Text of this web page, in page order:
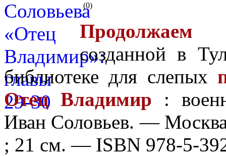
(0)
Продолжаем
созданной в
библиотеке для слепых
Отец Владимир :
Иван Соловьев. —
; 21 см. — ISBN 978-5-